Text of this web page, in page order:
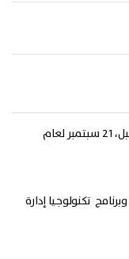
بداية الدراسة رسميًا يوم الأحد المقبل، 21 سبتمبر لعام
تكنولوجيا إدارة